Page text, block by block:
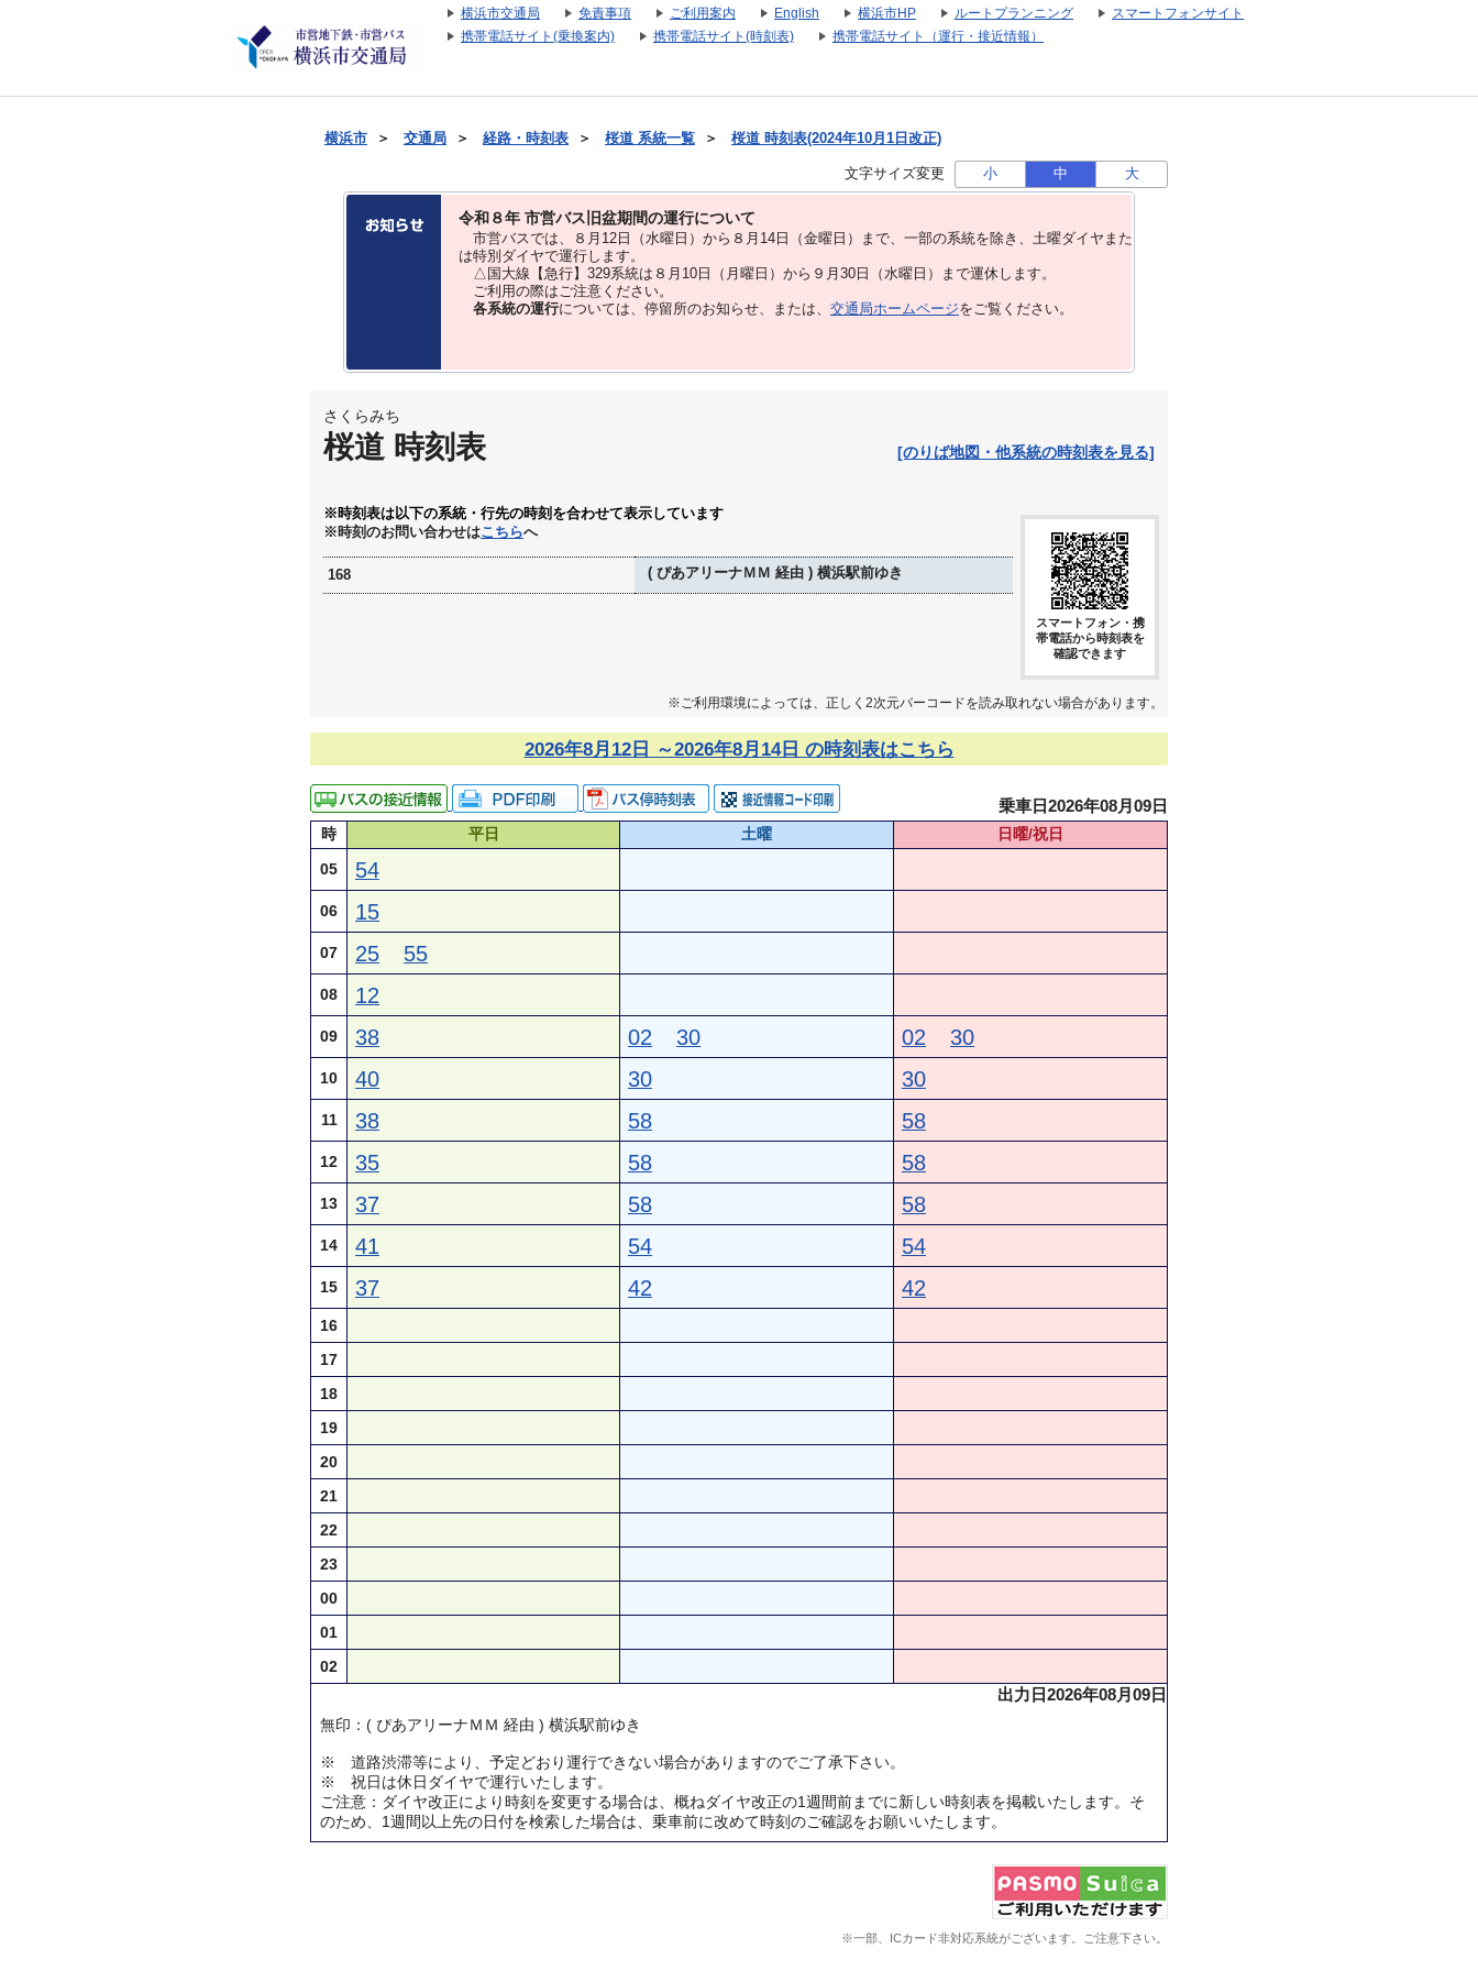
横浜市交通局 免責事項 ご利用案内 English 横浜市HP ルートプランニング
スマートフォンサイト
携帯電話サイト(乗換案内)
携帯電話サイト(時刻表) 携帯電話サイト（運行・接近情報）
横浜市 ＞ 交通局 ＞ 経路・時刻表 ＞ 桜道 系統一覧 ＞ 桜道 時刻表(2024年10月1日改正)
文字サイズ変更 小 中 大
令和８年 市営バス旧盆期間の運行について
市営バスでは、８⽉12⽇（水曜日）から８⽉14⽇（金曜日）まで、⼀部の系統を除き、⼟曜ダイヤまた
は特別ダイヤで運⾏します。
△国大線【急行】329系統は８月10日（月曜日）から９月30日（水曜日）まで運休します。
ご利用の際はご注意ください。
各系統の運行については、停留所のお知らせ、または、 交通局ホームページをご覧ください。
さくらみち
桜道 時刻表 [のりば地図・他系統の時刻表を見る]
※時刻表は以下の系統・行先の時刻を合わせて表示しています
※時刻のお問い合わせはこちらへ
168 ( ぴあアリーナＭＭ 経由 ) 横浜駅前ゆき
スマートフォン・携
帯電話から時刻表を
確認できます
※ご利用環境によっては、正しく2次元バーコードを読み取れない場合があります。
2026年8月12日 ～2026年8月14日 の時刻表はこちら
乗車日2026年08月09日
時 平日 土曜
日曜/祝日
05
54
06 15
07 25 55
08 12
09 38 02 30 02 30
10 40 30 30
11 38 58 58
12 35 58 58
13 37 58 58
14 41 54 54
15 37 42 42
16
17
18
19
20
21
22
23
00
01
02
出力日2026年08月09日
無印：( ぴあアリーナＭＭ 経由 ) 横浜駅前ゆき
※ 道路渋滞等により、予定どおり運行できない場合がありますのでご了承下さい。
※ 祝日は休日ダイヤで運行いたします。
ご注意：ダイヤ改正により時刻を変更する場合は、概ねダイヤ改正の1週間前までに新しい時刻表を掲載いたします。そ
のため、1週間以上先の日付を検索した場合は、乗車前に改めて時刻のご確認をお願いいたします。
※一部、ICカード非対応系統がございます。ご注意下さい。